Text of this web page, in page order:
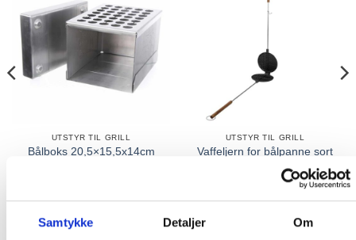
Samtykke Detaljer Om
UTSTYR TIL GRILL
Bålboks 20,5×15,5x14cm
KJØP
UTSTYR TIL GRILL
Vaffeljern for bålpanne sort
299.00kr
KJØP